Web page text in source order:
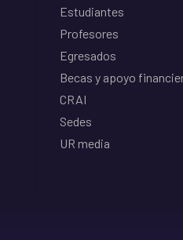
Estudiantes
Profesores
Egresados
Becas y apoyo
CRAI
Sedes
UR media